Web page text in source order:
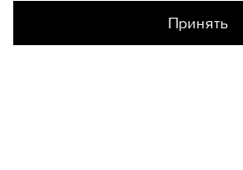
Принять